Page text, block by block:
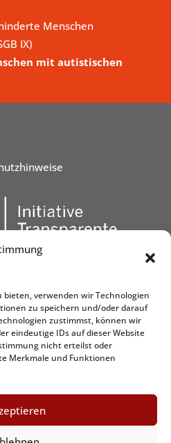
bieten, verwenden wir Technologien
zu speichern und/oder darauf
zustimmst, können wir
eindeutige IDs auf dieser Website
nicht erteilst oder
Merkmale und Funktionen
Menschen
IX)
mit autistischen